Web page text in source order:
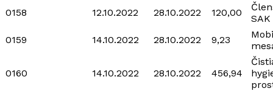
0158
12.10.2022 28.10.2022 120,00
SAK
0159
14.10.2022 28.10.2022 9,23
0160 14.10.2022 28.10.2022 456,94